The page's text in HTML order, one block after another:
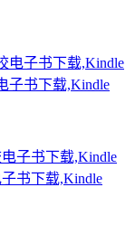
子书下载,Kindle
书下载,Kindle